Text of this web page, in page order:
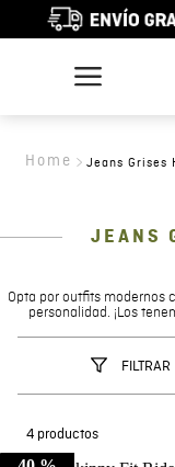
Jeans Grises
JEANS
Opta por outfits modernos
personalidad. ¡Los
FILTRAR
4 productos